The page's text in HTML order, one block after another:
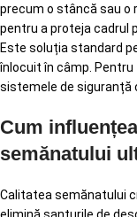
precum o stâncă sau o
pentru a proteja cadrul
Este soluția standard
înlocuit în câmp.
sistemele de siguranță
Cum
semănatului
Calitatea semănatului